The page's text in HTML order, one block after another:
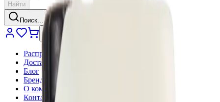
Найти
Поиск...
Распродажа
Доставка и оплата
Блог
Бренды
О компании
Контакты